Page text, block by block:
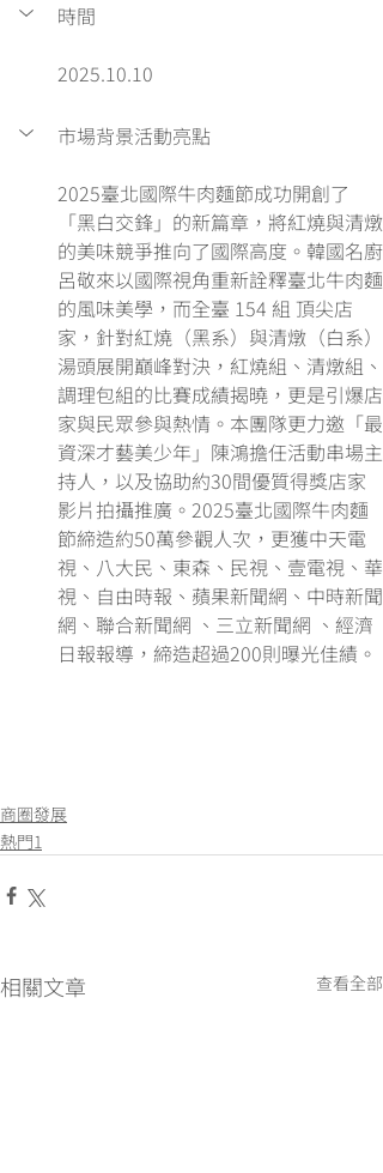
時間
2025.10.10
市場背景活動亮點
2025臺北國際牛肉麵節成功開創了
「黑白交鋒」的新篇章，將紅燒與清燉
的美味競爭推向了國際高度。韓國名廚
呂敬來以國際視角重新詮釋臺北牛肉麵
的風味美學，而全臺 154 組 頂尖店
家，針對紅燒（黑系）與清燉（白系）
湯頭展開巔峰對決，紅燒組、清燉組、
調理包組的比賽成績揭曉，更是引爆店
家與民眾參與熱情。本團隊更力邀「最
資深才藝美少年」陳鴻擔任活動串場主
持人，以及協助約30間優質得獎店家
影片拍攝推廣。2025臺北國際牛肉麵
節締造約50萬參觀人次，更獲中天電
視、八大民、東森、民視、壹電視、華
視、自由時報、蘋果新聞網、中時新聞
網、聯合新聞網 、三立新聞網 、經濟
日報報導，締造超過200則曝光佳績。
商圈發展
熱門1
相關文章 查看全部